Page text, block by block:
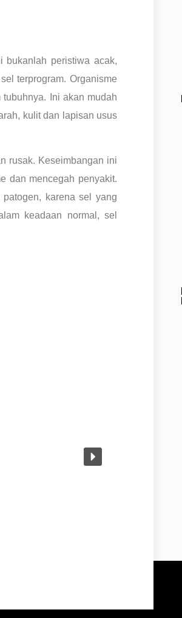
peristiwa acak,
terprogram. Organisme
Ini akan mudah
kulit dan lapisan usus
rusak. Keseimbangan ini
dan mencegah penyakit.
patogen, karena sel yang
keadaan normal, sel